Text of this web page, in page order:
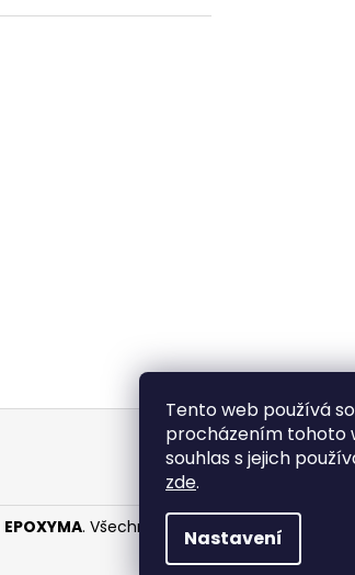
Tento web používá
procházením tohoto
souhlas s jejich
zde.
Nastavení
EPOXYMA. Všechna práva vyhrazena.